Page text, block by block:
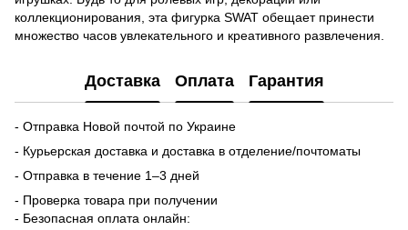
коллекционирования, эта фигурка SWAT обещает принести
множество часов увлекательного и креативного развлечения.
Доставка Оплата Гарантия
- Отправка Новой почтой по Украине
- Курьерская доставка и доставка в отделение/почтоматы
- Отправка в течение 1–3 дней
- Проверка товара при получении
- Безопасная оплата онлайн: